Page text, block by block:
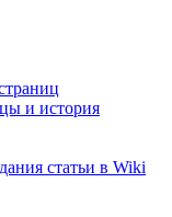
и история
статьи в Wiki